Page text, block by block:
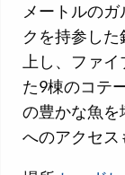
メートルの
クを持参し
上し、ファ
た9棟のコテ
の豊かな魚を
へのアクセス